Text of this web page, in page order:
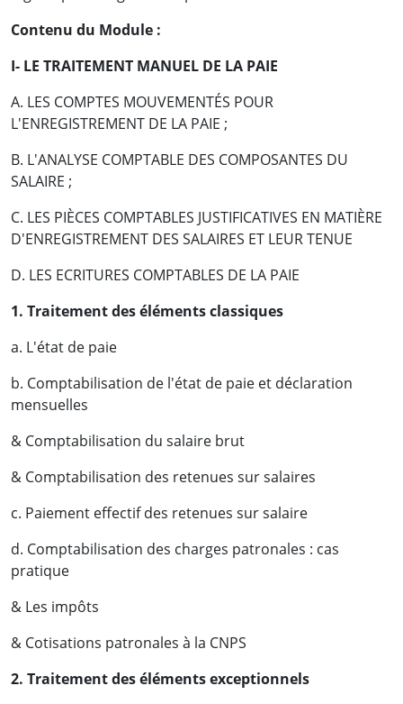
Contenu du Module :
I- LE TRAITEMENT MANUEL DE LA PAIE
A. LES COMPTES MOUVEMENTÉS POUR
L'ENREGISTREMENT DE LA PAIE ;
B. L'ANALYSE COMPTABLE DES COMPOSANTES DU
SALAIRE ;
C. LES PIÈCES COMPTABLES JUSTIFICATIVES EN MATIÈRE
D'ENREGISTREMENT DES SALAIRES ET LEUR TENUE
D. LES ECRITURES COMPTABLES DE LA PAIE
1. Traitement des éléments classiques
a. L'état de paie
b. Comptabilisation de l'état de paie et déclaration
mensuelles
& Comptabilisation du salaire brut
& Comptabilisation des retenues sur salaires
c. Paiement effectif des retenues sur salaire
d. Comptabilisation des charges patronales : cas
pratique
& Les impôts
& Cotisations patronales à la CNPS
2. Traitement des éléments exceptionnels